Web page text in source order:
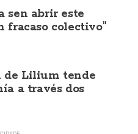
sen abrir este
fracaso colectivo"
de Lilium tende
a través dos